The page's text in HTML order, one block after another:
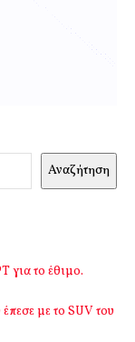
Αναζήτηση
για το έθιμο.
με το SUV του